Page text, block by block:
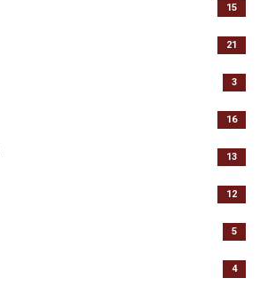
15
21
3
16
13
12
5
4